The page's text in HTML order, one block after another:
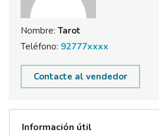
Nombre: Tarot
Teléfono: 92777xxxx
Contacte al vendedor
Información útil